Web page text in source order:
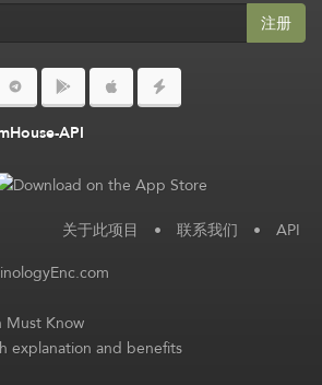
注册
API
关于此项目 • 联系我们 • API
Must Know
explanation and benefits